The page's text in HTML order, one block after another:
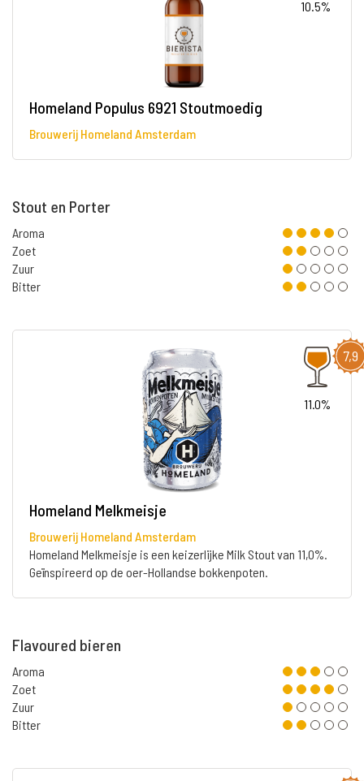
10.5%
Homeland Populus 6921 Stoutmoedig
Brouwerij Homeland Amsterdam
Stout en Porter
Aroma
Zoet
Zuur
Bitter
7,9
11.0%
Homeland Melkmeisje
Brouwerij Homeland Amsterdam
Homeland Melkmeisje is een keizerlijke Milk Stout van 11,0%.
Geïnspireerd op de oer-Hollandse bokkenpoten.
Flavoured bieren
Aroma
Zoet
Zuur
Bitter